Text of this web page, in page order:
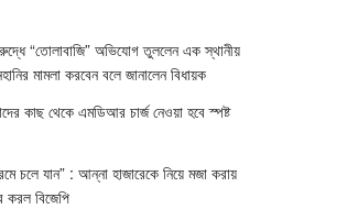
“তোলাবাজি” অভিযোগ তুললেন এক স্থানীয়
মামলা করবেন বলে জানালেন বিধায়ক
কাছ থেকে এমডিআর চার্জ নেওয়া হবে স্পষ্ট
চলে যান” : আন্না হাজারেকে নিয়ে মজা করায়
করল বিজেপি